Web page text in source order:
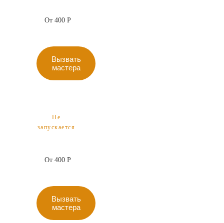
От 400 Р
Вызвать
мастера
Не
запускается
От 400 Р
Вызвать
мастера